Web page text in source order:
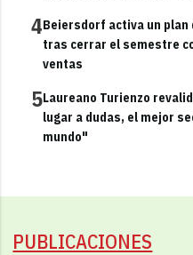
4Beiersdorf activa un plan
tras cerrar el semestre
ventas
5Laureano Turienzo
lugar a dudas, el mejor
mundo"
PUBLICACIONES